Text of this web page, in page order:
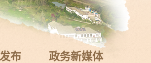
布 政务新媒体